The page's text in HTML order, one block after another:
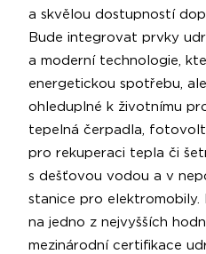
a skvělou dostupností
Bude integrovat prvky
a moderní technologie,
energetickou spotřebu,
ohleduplné k životnímu
tepelná čerpadla,
pro rekuperaci tepla či
s dešťovou vodou a v
stanice pro
na jedno z nejvyšších
mezinárodní certifikace